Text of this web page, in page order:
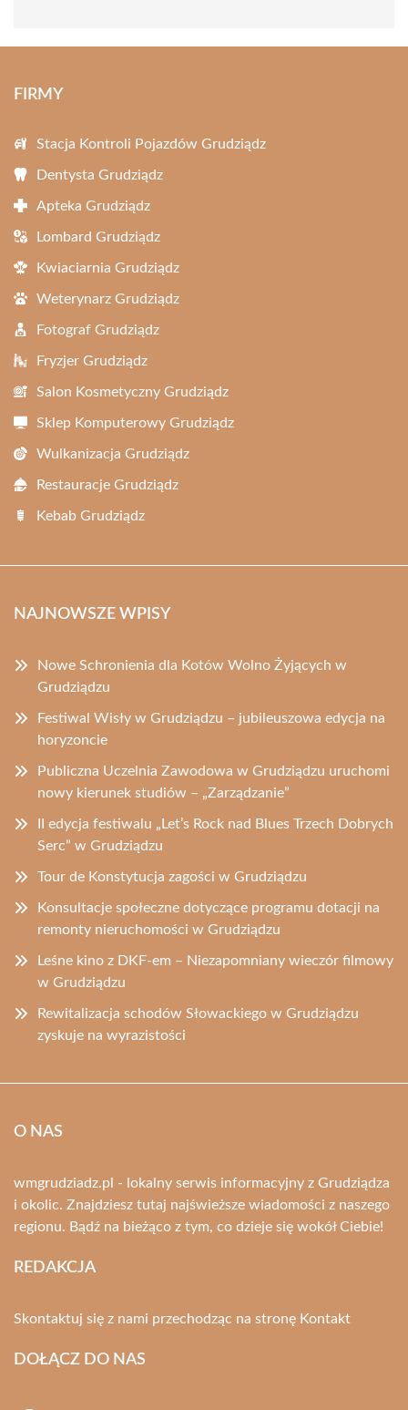
FIRMY
Stacja Kontroli Pojazdów Grudziądz
Dentysta Grudziądz
Apteka Grudziądz
Lombard Grudziądz
Kwiaciarnia Grudziądz
Weterynarz Grudziądz
Fotograf Grudziądz
Fryzjer Grudziądz
Salon Kosmetyczny Grudziądz
Sklep Komputerowy Grudziądz
Wulkanizacja Grudziądz
Restauracje Grudziądz
Kebab Grudziądz
NAJNOWSZE WPISY
Nowe Schronienia dla Kotów Wolno Żyjących w
Grudziądzu
Festiwal Wisły w Grudziądzu – jubileuszowa edycja na
horyzoncie
Publiczna Uczelnia Zawodowa w Grudziądzu uruchomi
nowy kierunek studiów – „Zarządzanie”
II edycja festiwalu „Let’s Rock nad Blues Trzech Dobrych
Serc” w Grudziądzu
Tour de Konstytucja zagości w Grudziądzu
Konsultacje społeczne dotyczące programu dotacji na
remonty nieruchomości w Grudziądzu
Leśne kino z DKF-em – Niezapomniany wieczór filmowy
w Grudziądzu
Rewitalizacja schodów Słowackiego w Grudziądzu
zyskuje na wyrazistości
O NAS
wmgrudziadz.pl - lokalny serwis informacyjny z Grudziądza
i okolic. Znajdziesz tutaj najświeższe wiadomości z naszego
regionu. Bądź na bieżąco z tym, co dzieje się wokół Ciebie!
REDAKCJA
Skontaktuj się z nami przechodząc na stronę Kontakt
DOŁĄCZ DO NAS